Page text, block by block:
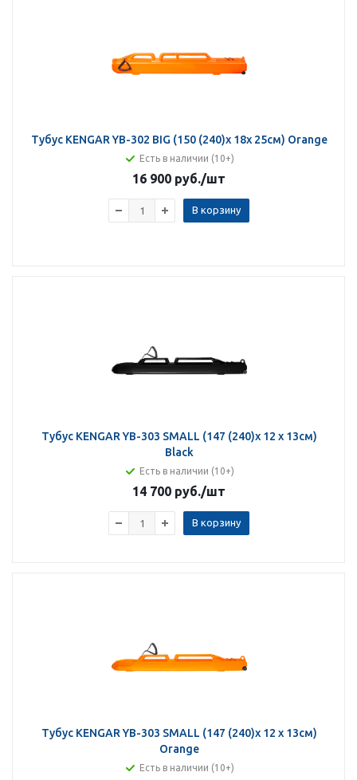
Тубус KENGAR YB-302 BIG (150 (240)x 18x 25см) Orange
Есть в наличии (10+)
16 900 руб./шт
В корзину
Тубус KENGAR YB-303 SMALL (147 (240)x 12 x 13см)
Black
Есть в наличии (10+)
14 700 руб./шт
В корзину
Тубус KENGAR YB-303 SMALL (147 (240)x 12 x 13см)
Orange
Есть в наличии (10+)